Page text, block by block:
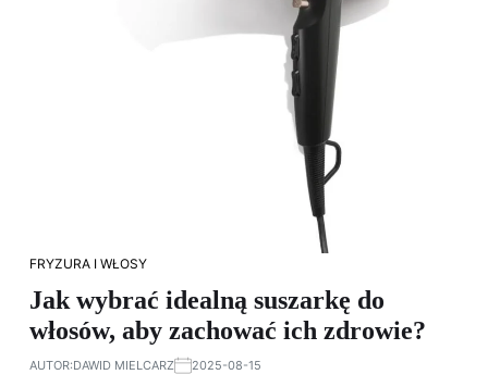
FRYZURA I WŁOSY
Jak wybrać idealną suszarkę do
włosów, aby zachować ich zdrowie?
AUTOR:DAWID MIELCARZ 2025-08-15